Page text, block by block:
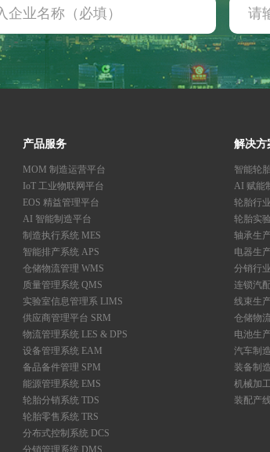
产品服务
MOM 制造运营平台
IoT 工业物联网平台
EOS 精益管理平台
AI 智能制造平台
制造执行系统 MES
智能排产系统 APS
仓储物流管理 WMS
质量管理系统 QMS
实验室信息管理系 LIMS
供应商管理平台 SRM
物流管理系统 LES & DPS
设备管理系统 EAM
备品备件管理 SPM
能源管理系统 EMS
轮胎分销系统 TDS
轮胎零售系统 TRS
分布式控制系统 DCS
分销管理系统 DMS
解决方
智能轮
AI 赋能
轮胎行
轮胎实
轴承生
电器生
分销行业
连锁汽
线束生
仓储物
电池生
汽车制
装备制
机械加工
装配产线